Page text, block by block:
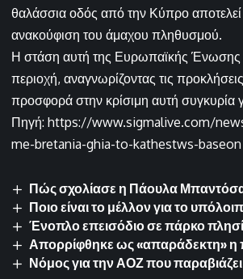
θαλάσσια οδός από την Κύπρο
ανακούφιση του άμαχου πληθυσμού.
Η στάση αυτή της Ευρωπαϊκής Ένωσης
περιοχή, αναγνωρίζοντας τις
προσφορά στην κρίσιμη αυτή συγκυρία
Πηγή: https://www.sigmalive.com/
me-bretania-ghia-to-kathestws-baseon
Πώς σχολίασε η Πάουλα Μπαντόσα
Ποιο είναι το μέλλον για το
Ένοπλο επεισόδιο σε πάρκο
Απορρίφθηκε ως «απαράδεκτη» η
Νόμος για την ΑΟΖ που